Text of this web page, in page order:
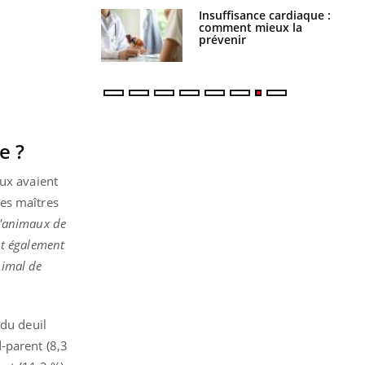
?
avaient
maîtres
de
également
de
deuil
parent (8,3
Insuffisance cardiaque :
comment mieux la
prévenir